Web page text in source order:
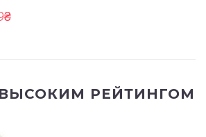
РЕЙТИНГОМ